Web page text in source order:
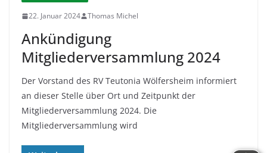
22. Januar 2024 Thomas Michel
Ankündigung
Mitgliederversammlung 2024
Der Vorstand des RV Teutonia Wölfersheim informiert
an dieser Stelle über Ort und Zeitpunkt der
Mitgliederversammlung 2024. Die
Mitgliederversammlung wird